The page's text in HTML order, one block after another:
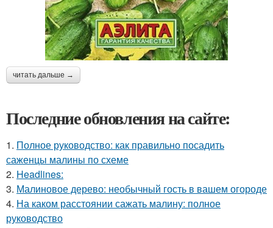
читать дальше →
Последние обновления на сайте:
1. Полное руководство: как правильно посадить
саженцы малины по схеме
2. Headlines:
3. Малиновое дерево: необычный гость в вашем огороде
4. На каком расстоянии сажать малину: полное
руководство